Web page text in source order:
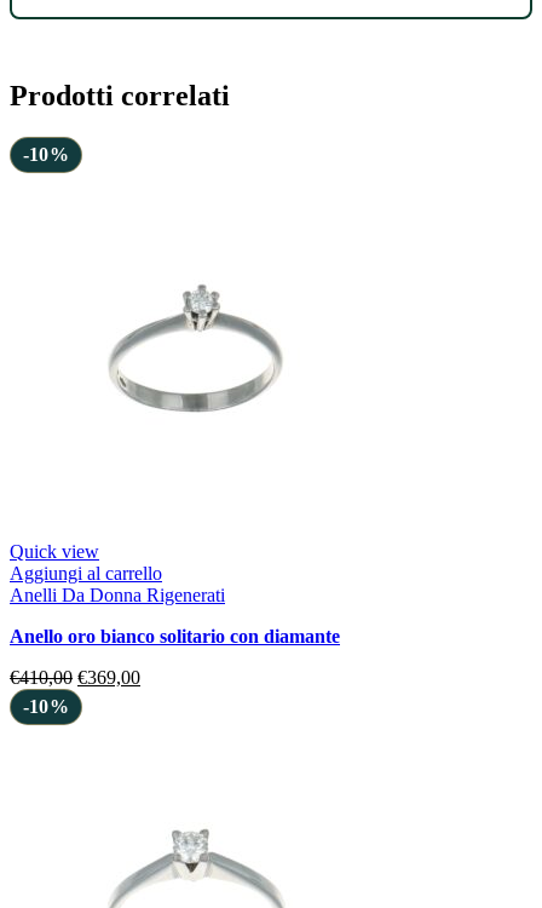
Prodotti correlati
-10%
Quick view
Aggiungi al carrello
Anelli Da Donna Rigenerati
anello oro bianco solitario con diamante
€410,00 €369,00
-10%